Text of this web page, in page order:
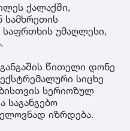
ქალაქში,
უმაღლესი,
წითელი დონე
სიცხე
სერიოზულ
საგანგებო
იზრდება.